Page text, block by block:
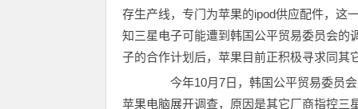
存生产线，专门为苹果的ipod供应配件，这
知三星电子可能遭到韩国公平贸易委员会的
子的合作计划后，苹果目前正积极寻求同其
今年10月7日，韩国公平贸易委员会
苹果电脑展开调查，原因是其它厂商指控三